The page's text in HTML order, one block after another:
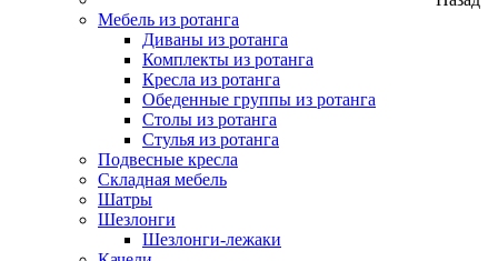
Мебель из ротанга
Диваны из ротанга
Комплекты из ротанга
Кресла из ротанга
Обеденные группы из ротанга
Столы из ротанга
Стулья из ротанга
Подвесные кресла
Складная мебель
Шатры
Шезлонги
Шезлонги-лежаки